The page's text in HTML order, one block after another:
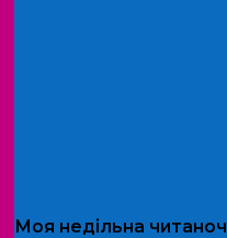
Моя недільна